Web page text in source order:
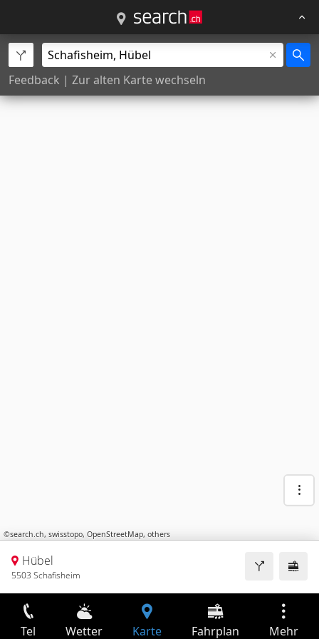
Feedback | Zur alten Karte wechseln
©search.ch, swisstopo, OpenStreetMap, others
Hübel
5503 Schafisheim
Tel Wetter Karte Fahrplan Mehr